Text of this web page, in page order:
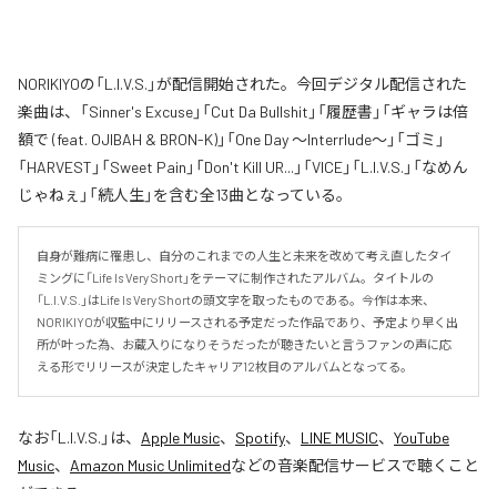
NORIKIYOの「L.I.V.S.」が配信開始された。今回デジタル配信された
楽曲は、「Sinner's Excuse」「Cut Da Bullshit」「履歴書」「ギャラは倍
額で (feat. OJIBAH & BRON-K)」「One Day ～Interrlude～」「ゴミ」
「HARVEST」「Sweet Pain」「Don't Kill UR...」「VICE」「L.I.V.S.」「なめん
じゃねぇ」「続人生」を含む全13曲となっている。
自身が難病に罹患し、自分のこれまでの人生と未来を改めて考え直したタイ
ミングに「Life Is Very Short」をテーマに制作されたアルバム。タイトルの
「L.I.V.S.」はLife Is Very Shortの頭文字を取ったものである。今作は本来、
NORIKIYOが収監中にリリースされる予定だった作品であり、予定より早く出
所が叶った為、お蔵入りになりそうだったが聴きたいと言うファンの声に応
える形でリリースが決定したキャリア12枚目のアルバムとなってる。
なお「L.I.V.S. 」は、 Apple Music、 Spotify、 LINE MUSIC、 YouTube
Music、 Amazon Music Unlimitedなどの音楽配信サービスで聴くこと